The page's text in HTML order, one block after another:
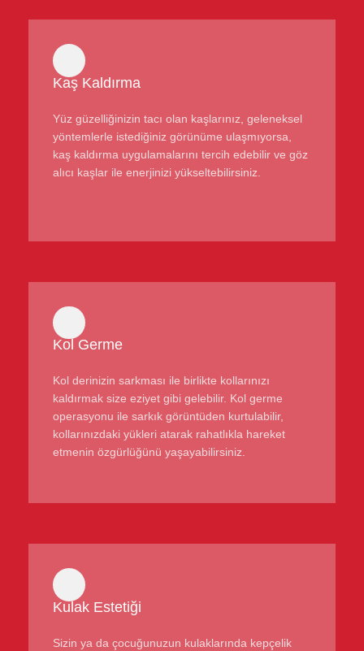
Kaş Kaldırma
Yüz güzelliğinizin tacı olan kaşlarınız, geleneksel
yöntemlerle istediğiniz görünüme ulaşmıyorsa,
kaş kaldırma uygulamalarını tercih edebilir ve göz
alıcı kaşlar ile enerjinizi yükseltebilirsiniz.
Kol Germe
Kol derinizin sarkması ile birlikte kollarınızı
kaldırmak size eziyet gibi gelebilir. Kol germe
operasyonu ile sarkık görüntüden kurtulabilir,
kollarınızdaki yükleri atarak rahatlıkla hareket
etmenin özgürlüğünü yaşayabilirsiniz.
Kulak Estetiği
Sizin ya da çocuğunuzun kulaklarında kepçelik